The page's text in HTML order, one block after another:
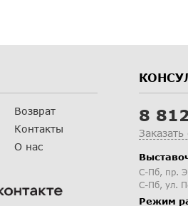
Возврат
Контакты
О нас
8
С-Пб, пр.
С-Пб, ул.
Режим